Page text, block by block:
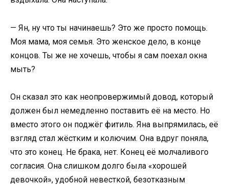
— Ян, ну что ты начинаешь? Это же просто помощь.
Моя мама, моя семья. Это женское дело, в конце
концов. Ты же не хочешь, чтобы я сам поехал окна
мыть?
Он сказал это как неопровержимый довод, который
должен был немедленно поставить её на место. Но
вместо этого он поджёг фитиль. Яна выпрямилась, её
взгляд стал жёстким и колючим. Она вдруг поняла,
что это конец. Не брака, нет. Конец её молчаливого
согласия. Она слишком долго была «хорошей
девочкой», удобной невесткой, безотказным